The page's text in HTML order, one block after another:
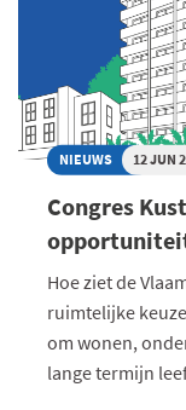
JOURNEY
NIEUWS 12 JUN
Congres
Hoe ziet de
ruimtelijke
om wonen,
lange termijn